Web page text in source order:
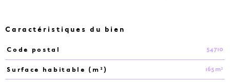
Caractéristiques du bien
Caractéristiques Valeurs
Code postal 54710
Surface habitable (m²) 165 m²